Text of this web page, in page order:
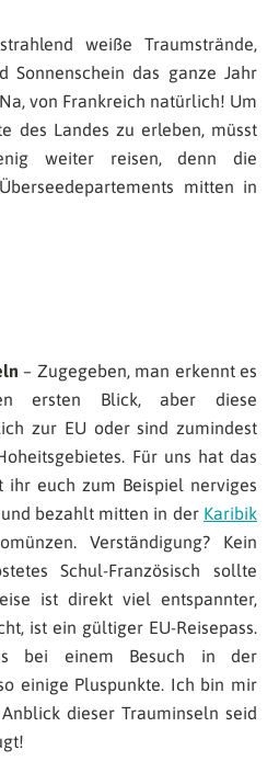
weiße Traumstrände,
Sonnenschein das ganze Jahr
von Frankreich natürlich! Um
des Landes zu erleben, müsst
weiter reisen, denn die
mitten in
– Zugegeben, man erkennt es
ersten Blick, aber diese
zur EU oder sind zumindest
Für uns hat das
ihr euch zum Beispiel nerviges
bezahlt mitten in der Karibik
Verständigung? Kein
Schul-Französisch sollte
ist direkt viel entspannter,
ist ein gültiger EU-Reisepass.
bei einem Besuch in der
einige Pluspunkte. Ich bin mir
dieser Trauminseln seid